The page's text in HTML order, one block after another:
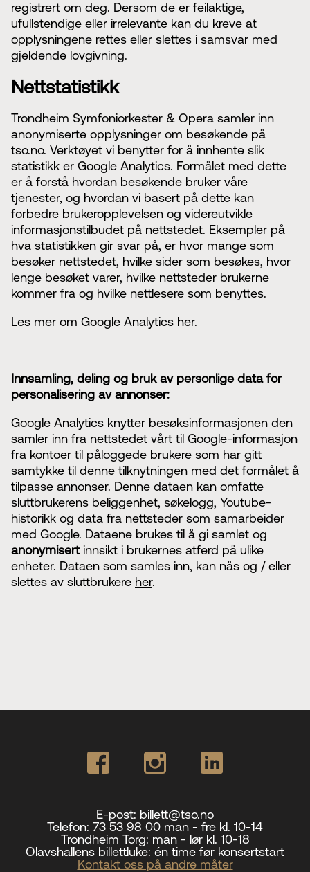
registrert om deg. Dersom de er feilaktige,
ufullstendige eller irrelevante kan du kreve at
opplysningene rettes eller slettes i samsvar med
gjeldende lovgivning.
Nettstatistikk
Trondheim Symfoniorkester & Opera samler inn
anonymiserte opplysninger om besøkende på
tso.no. Verktøyet vi benytter for å innhente slik
statistikk er Google Analytics. Formålet med dette
er å forstå hvordan besøkende bruker våre
tjenester, og hvordan vi basert på dette kan
forbedre brukeropplevelsen og videreutvikle
informasjonstilbudet på nettstedet. Eksempler på
hva statistikken gir svar på, er hvor mange som
besøker nettstedet, hvilke sider som besøkes, hvor
lenge besøket varer, hvilke nettsteder brukerne
kommer fra og hvilke nettlesere som benyttes.
Les mer om Google Analytics her.
Innsamling, deling og bruk av personlige data for
personalisering av annonser:
Google Analytics knytter besøksinformasjonen den
samler inn fra nettstedet vårt til Google-informasjon
fra kontoer til påloggede brukere som har gitt
samtykke til denne tilknytningen med det formålet å
tilpasse annonser. Denne dataen kan omfatte
sluttbrukerens beliggenhet, søkelogg, Youtube-
historikk og data fra nettsteder som samarbeider
med Google. Dataene brukes til å gi samlet og
anonymisertinnsikt i brukernes atferd på ulike
enheter. Dataen som samles inn, kan nås og / eller
slettes av sluttbrukere her.
E-post: billett@tso.no
Telefon: 73 53 98 00 man - fre kl. 10-14
Trondheim Torg: man - lør kl. 10-18
Olavshallens billettluke: én time før konsertstart
Kontakt oss på andre måter